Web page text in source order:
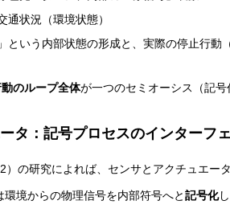
通状況（環境状態）
という内部状態の形成と、実際の停止行動
のループ全体が一つのセミオーシス（記
タ：記号プロセスのインターフ
の研究によれば、センサとアクチュエー
境からの物理信号を内部符号へと記号化